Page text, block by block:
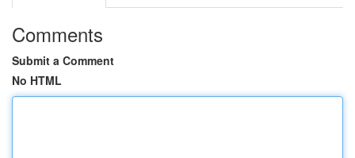
Comments
Submit a Comment
No HTML